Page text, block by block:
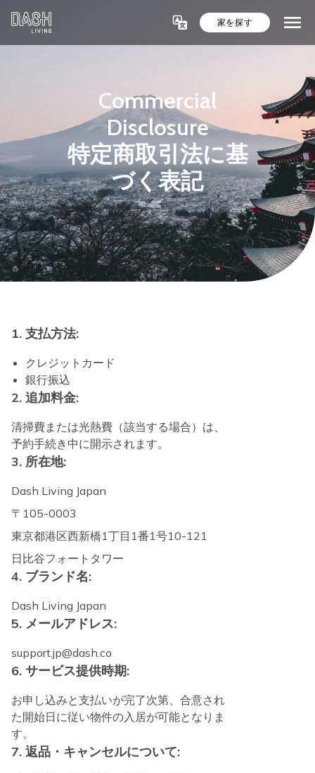
家を探す
Commercial
Disclosure
特定商取引法に基
づく表記
1. 支払方法:
クレジットカード
銀行振込
2. 追加料金:
清掃費または光熱費（該当する場合）は、
予約手続き中に開示されます。
3. 所在地:
Dash Living Japan
〒105-0003
東京都港区西新橋1丁目1番1号10-121
日比谷フォートタワー
4. ブランド名:
Dash Living Japan
5. メールアドレス:
support.jp@dash.co
6. サービス提供時期:
お申し込みと支払いが完了次第、合意され
た開始日に従い物件の入居が可能となりま
す。
7. 返品・キャンセルについて: